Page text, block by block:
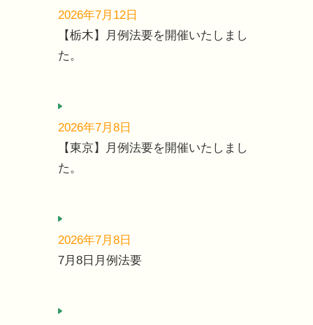
2026年7月12日
【栃木】月例法要を開催いたしまし
た。
2026年7月8日
【東京】月例法要を開催いたしまし
た。
2026年7月8日
7月8日月例法要